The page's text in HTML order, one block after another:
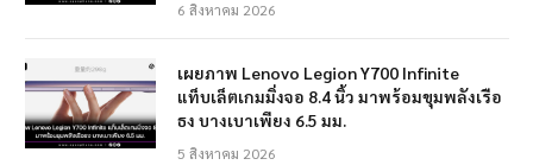
6 สิงหาคม 2026
เผยภาพ Lenovo Legion Y700 Infinite
แท็บเล็ตเกมมิ่งจอ 8.4 นิ้ว มาพร้อมขุมพลังเรือ
ธง บางเบาเพียง 6.5 มม.
5 สิงหาคม 2026